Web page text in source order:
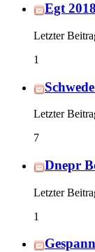
Egt 2018
Letzter
1
Letzter
7
Dnepr
Letzter
1